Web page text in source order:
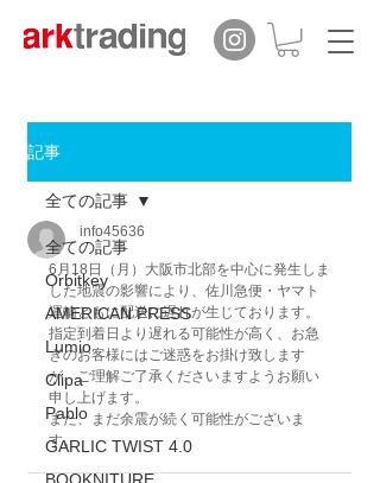
記事
全ての記事
Orbitkey
AMERICAN PRESS
Lumio
Clipa
Pablo
GARLIC TWIST 4.0
全ての記事
info45636
6月18日（月）大阪市北部を中心に発生しま
した地震の影響により、佐川急便・ヤマト
運輸ともに配送に遅れが生じております。
指定到着日より遅れる可能性が高く、お急
ぎのお客様にはご迷惑をお掛け致します
が、ご理解ご了承くださいますようお願い
申し上げます。
また、まだ余震が続く可能性がございま
す。